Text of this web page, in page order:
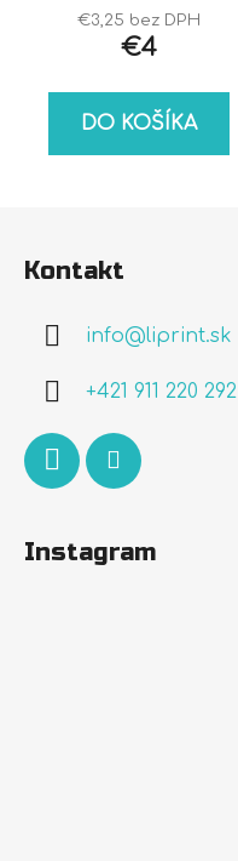
€3,25 bez DPH
€4
DO KOŠÍKA
Kontakt
info@liprint.sk
+421 911 220 292
Instagram